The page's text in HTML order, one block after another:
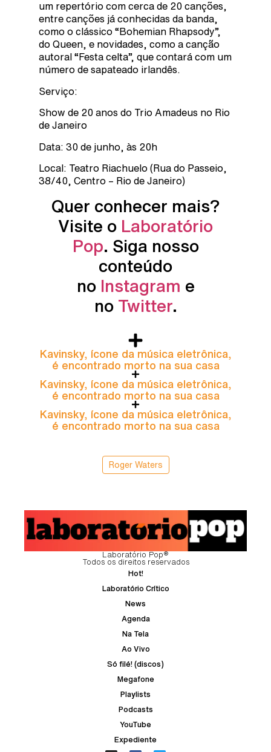
um repertório com cerca de 20 canções,
entre canções já conhecidas da banda,
como o clássico “Bohemian Rhapsody”,
do Queen, e novidades, como a canção
autoral “Festa celta”, que contará com um
número de sapateado irlandês.
Serviço:
Show de 20 anos do Trio Amadeus no Rio
de Janeiro
Data: 30 de junho, às 20h
Local: Teatro Riachuelo (Rua do Passeio,
38/40, Centro – Rio de Janeiro)
Quer conhecer mais?
Visite o Laboratório
Pop. Siga nosso
conteúdo
no Instagram e
no Twitter.
Kavinsky, ícone da música eletrônica,
é encontrado morto na sua casa
Kavinsky, ícone da música eletrônica,
é encontrado morto na sua casa
Kavinsky, ícone da música eletrônica,
é encontrado morto na sua casa
Roger Waters
Laboratório Pop®
Todos os direitos reservados
Hot!
Laboratório Crítico
News
Agenda
Na Tela
Ao Vivo
Só filé! (discos)
Megafone
Playlists
Podcasts
YouTube
Expediente